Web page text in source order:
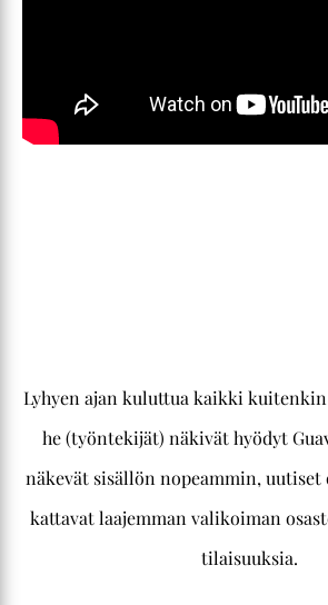
Lyhyen ajan kuluttua kaikki
he (työntekijät) näkivät hyödyt
näkevät sisällön nopeammin, uutiset
kattavat laajemman valikoiman
tilaisuuksia.